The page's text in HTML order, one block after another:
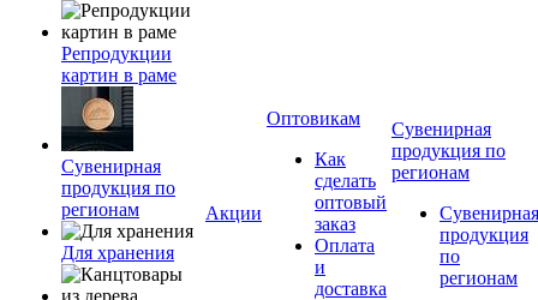
Репродукции
картин в раме
Сувенирная
продукция по
регионам
Для хранения
Акции
Оптовикам
Как
сделать
оптовый
заказ
Оплата
и
доставка
Сувенирная
продукция по
регионам
Сувенирная
продукция
по
регионам